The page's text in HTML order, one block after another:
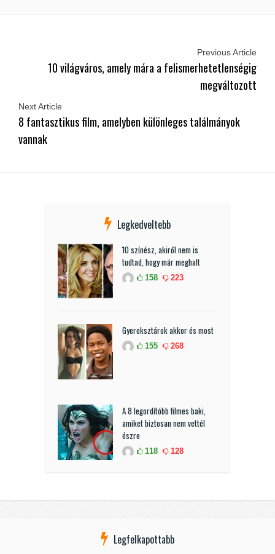
Previous Article
10 világváros, amely mára a felismerhetetlenségig
megváltozott
Next Article
8 fantasztikus film, amelyben különleges találmányok
vannak
Legkedveltebb
10 színész, akiről nem is
tudtad, hogy már meghalt
158 223
Gyereksztárok akkor és most
155 268
A 8 legordítóbb filmes baki,
amiket biztosan nem vettél
észre
118 128
Legfelkapottabb